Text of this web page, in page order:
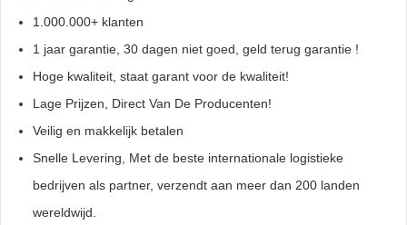
1.000.000+ klanten
1 jaar garantie, 30 dagen niet goed, geld terug garantie !
Hoge kwaliteit, staat garant voor de kwaliteit!
Lage Prijzen, Direct Van De Producenten!
Veilig en makkelijk betalen
Snelle Levering, Met de beste internationale logistieke
bedrijven als partner, verzendt aan meer dan 200 landen
wereldwijd.